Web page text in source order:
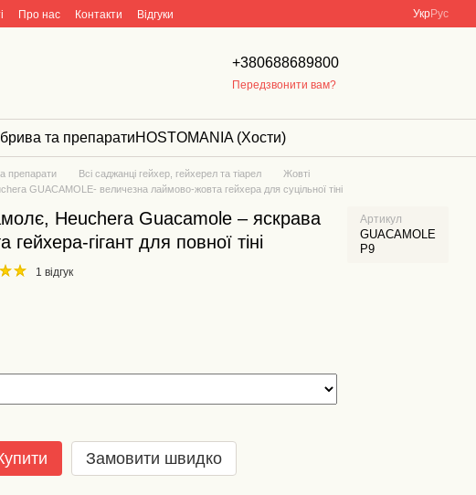
Про нас Контакти Відгуки УкрРус
+380688689800
Передзвонити вам?
та препаратиHOSTOMANIA (Хости)
препарати Всі саджанці гейхер, гейхерел та тіарел
Жовті
GUACAMOLE- величезна лаймово-жовта гейхера для суцільної тіні
Heuchera Guacamole – яскрава
гігант для повної тіні
Артикул
GUACAMOLE
P9
1 відгук
Замовити швидко